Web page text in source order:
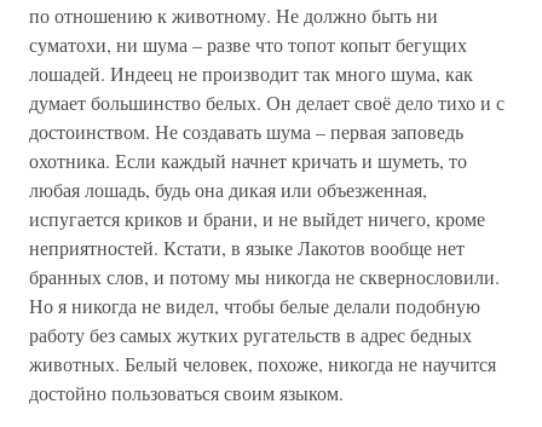
по отношению к животному. Не должно быть ни
суматохи, ни шума – разве что топот копыт бегущих
лошадей. Индеец не производит так много шума, как
думает большинство белых. Он делает своё дело тихо и с
достоинством. Не создавать шума – первая заповедь
охотника. Если каждый начнет кричать и шуметь, то
любая лошадь, будь она дикая или объезженная,
испугается криков и брани, и не выйдет ничего, кроме
неприятностей. Кстати, в языке Лакотов вообще нет
бранных слов, и потому мы никогда не сквернословили.
Но я никогда не видел, чтобы белые делали подобную
работу без самых жутких ругательств в адрес бедных
животных. Белый человек, похоже, никогда не научится
достойно пользоваться своим языком.